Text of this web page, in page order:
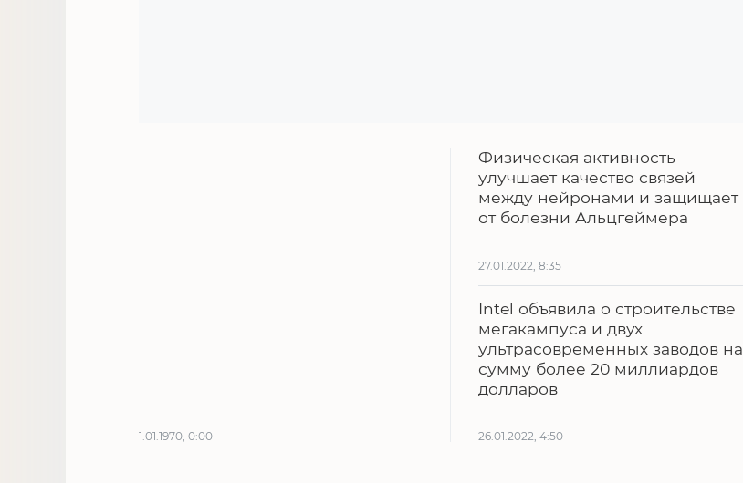
1.01.1970, 0:00
Физическая активность
улучшает качество связей
между нейронами и защищает
от болезни Альцгеймера
27.01.2022, 8:35
Intel объявила о строительстве
мегакампуса и двух
ультрасовременных заводов на
сумму более 20 миллиардов
долларов
26.01.2022, 4:50